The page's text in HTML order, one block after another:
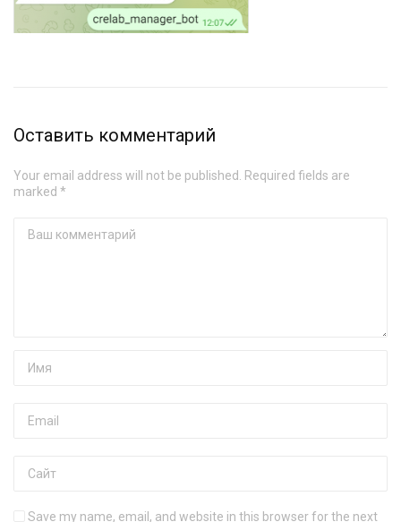
Оставить комментарий
Your email address will not be published. Required fields are
marked *
Save my name, email, and website in this browser for the next